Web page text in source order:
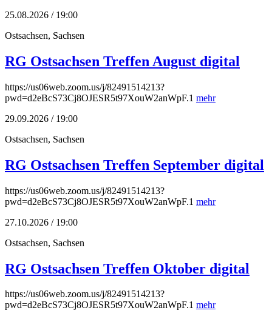
25.08.2026 / 19:00
Ostsachsen, Sachsen
RG Ostsachsen Treffen August digital
https://us06web.zoom.us/j/82491514213?
pwd=d2eBcS73Cj8OJESR5t97XouW2anWpF.1 mehr
29.09.2026 / 19:00
Ostsachsen, Sachsen
RG Ostsachsen Treffen September digital
https://us06web.zoom.us/j/82491514213?
pwd=d2eBcS73Cj8OJESR5t97XouW2anWpF.1 mehr
27.10.2026 / 19:00
Ostsachsen, Sachsen
RG Ostsachsen Treffen Oktober digital
https://us06web.zoom.us/j/82491514213?
pwd=d2eBcS73Cj8OJESR5t97XouW2anWpF.1 mehr